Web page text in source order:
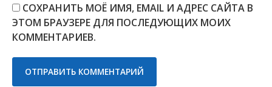
СОХРАНИТЬ МОЁ ИМЯ, EMAIL И АДРЕС САЙТА В
ЭТОМ БРАУЗЕРЕ ДЛЯ ПОСЛЕДУЮЩИХ МОИХ
КОММЕНТАРИЕВ.